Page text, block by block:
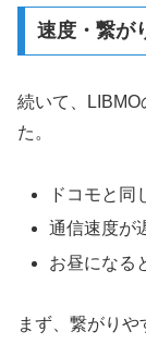
速度・繋が
続いて、
た。
ドコモと同
通信速度が
お昼になる
まず、繋がり